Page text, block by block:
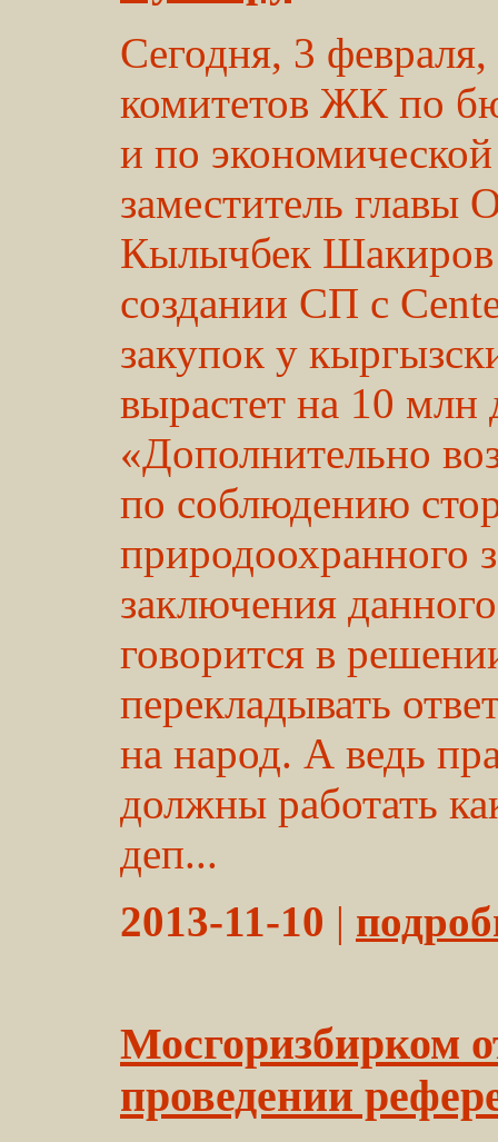
Сегодня, 3
комитетов ЖК по
и по
заместитель
Кылычбек Шакиров
создании СП с
закупок у
вырастет на 10 млн
«Дополнительно
по соблюдению
природоохранного
заключения
говорится в
перекладывать
на народ. А ведь
должны работать
деп...
2013-11-10 |
Мосгоризбирком
проведении